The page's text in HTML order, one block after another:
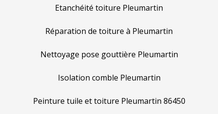
Etanchéité toiture Pleumartin
Réparation de toiture à Pleumartin
Nettoyage pose gouttière Pleumartin
Isolation comble Pleumartin
Peinture tuile et toiture Pleumartin 86450